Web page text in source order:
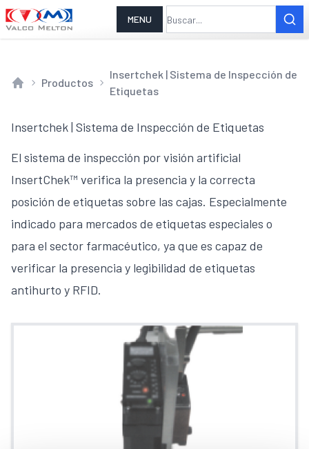
MENU
Productos
Insertchek | Sistema de Inspección de
Etiquetas
Insertchek | Sistema de Inspección de Etiquetas
El sistema de inspección por visión artificial
InsertChek™ verifica la presencia y la correcta
posición de etiquetas sobre las cajas. Especialmente
indicado para mercados de etiquetas especiales o
para el sector farmacéutico, ya que es capaz de
verificar la presencia y legibilidad de etiquetas
antihurto y RFID.